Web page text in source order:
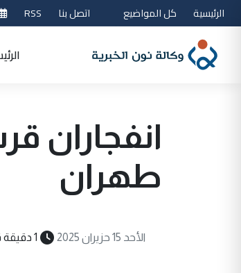
الرئيسية كل المواضيع اتصل بنا RSS
انفجاران
طهران
الأحد 15 حزيران 2025 1 دقيقة قراءة